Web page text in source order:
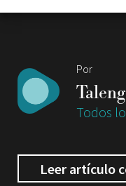
Por
Todos
Leer artículo